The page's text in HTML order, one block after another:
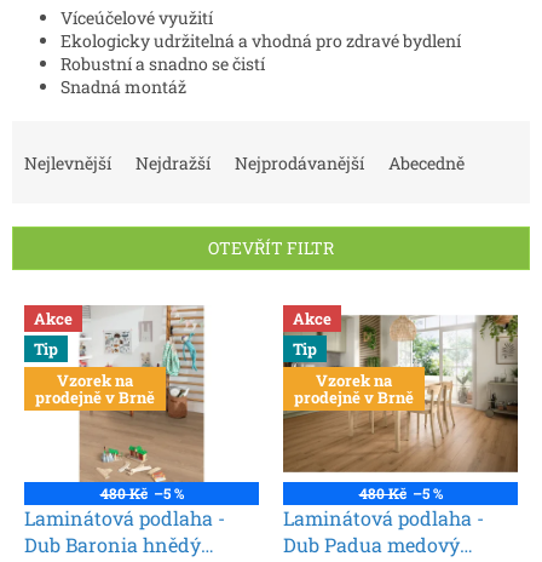
Víceúčelové využití
Ekologicky udržitelná a vhodná pro zdravé bydlení
Robustní a snadno se čistí
Snadná montáž
í
d
ů
Nejlevnější Nejdražší Nejprodávanější Abecedně
OTEVŘÍT FILTR
V
ý
p
d
u
Akce
Tip
Vzorek na
prodejně v Brně
480 Kč –5 %
Laminátová podlaha -
Dub Baronia hnědý
Akce
Tip
Vzorek na
prodejně v Brně
480 Kč –5 %
Laminátová podlaha -
Dub Padua medový